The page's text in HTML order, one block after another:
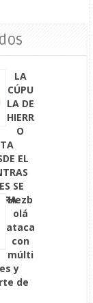
LA
CÚPU
LA DE
HIERR
O
EL
SE
Hezb
olá
ataca
con
múlti
y
de